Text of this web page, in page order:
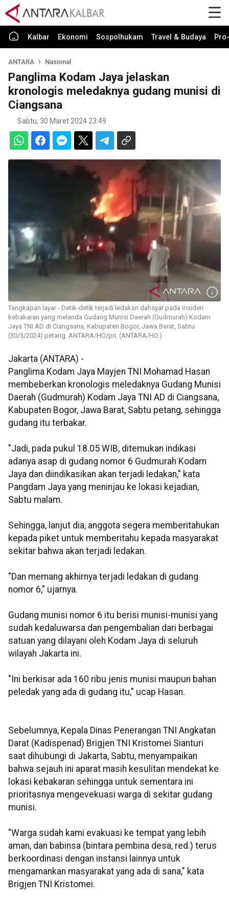
Kalbar Ekonomi Sospolhukam Travel & Budaya
ANTARA Nasional
Panglima Kodam Jaya jelaskan
kronologis meledaknya gudang munisi di
Ciangsana
Sabtu, 30 Maret 2024 23:49
Tangkapan layar - Detik-detik terjadi ledakan dahsyat pada insiden
kebakaran yang melanda Gudang Munisi Daerah (Gudmurah) Kodam
Jaya TNI AD di Ciangsana, Kabupaten Bogor, Jawa Barat, Sabtu
(30/3/2024) petang. ANTARA/HO/pri. (ANTARA/HO.)
Jakarta (ANTARA) -
Panglima Kodam Jaya Mayjen TNI Mohamad Hasan
membeberkan kronologis meledaknya Gudang Munisi
Daerah (Gudmurah) Kodam Jaya TNI AD di Ciangsana,
Kabupaten Bogor, Jawa Barat, Sabtu petang, sehingga
gudang itu terbakar.
"Jadi, pada pukul 18.05 WIB, ditemukan indikasi
adanya asap di gudang nomor 6 Gudmurah Kodam
Jaya dan diindikasikan akan terjadi ledakan," kata
Pangdam Jaya yang meninjau ke lokasi kejadian,
Sabtu malam.
Sehingga, lanjut dia, anggota segera memberitahukan
kepada piket untuk memberitahu kepada masyarakat
sekitar bahwa akan terjadi ledakan.
"Dan memang akhirnya terjadi ledakan di gudang
nomor 6," ujarnya.
Gudang munisi nomor 6 itu berisi munisi-munisi yang
sudah kedaluwarsa dan pengembalian dari berbagai
satuan yang dilayani oleh Kodam Jaya di seluruh
wilayah Jakarta ini.
"Ini berkisar ada 160 ribu jenis munisi maupun bahan
peledak yang ada di gudang itu," ucap Hasan.
Sebelumnya, Kepala Dinas Penerangan TNI Angkatan
Darat (Kadispenad) Brigjen TNI Kristomei Sianturi
saat dihubungi di Jakarta, Sabtu, menyampaikan
bahwa sejauh ini aparat masih kesulitan mendekat ke
lokasi kebakaran sehingga untuk sementara ini
prioritasnya mengevekuasi warga di sekitar gudang
munisi.
"Warga sudah kami evakuasi ke tempat yang lebih
aman, dan babinsa (bintara pembina desa, red.) terus
berkoordinasi dengan instansi lainnya untuk
mengamankan masyarakat yang ada di sana," kata
Brigjen TNI Kristomei.